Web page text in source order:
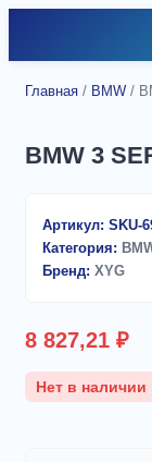
Главная / BMW /
BMW 3
Артикул: SKU-
Категория:
Бренд: XYG
8 827,21 ₽
Нет в наличии